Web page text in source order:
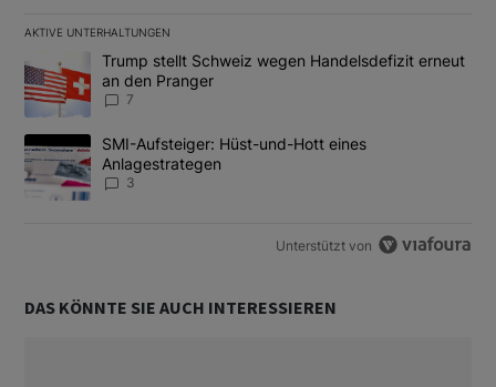
AKTIVE UNTERHALTUNGEN
Ein Trendartikel mit dem Titel "Trump stellt Schweiz wegen
Trump stellt Schweiz wegen Handelsdefizit erneut
an den Pranger
7
Ein Trendartikel mit dem Titel "SMI-Aufsteiger: Hüst-und-Hott
SMI-Aufsteiger: Hüst-und-Hott eines
Anlagestrategen
3
Unterstützt von
DAS KÖNNTE SIE AUCH INTERESSIEREN